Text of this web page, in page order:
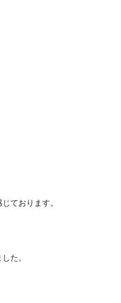
ております。
た。